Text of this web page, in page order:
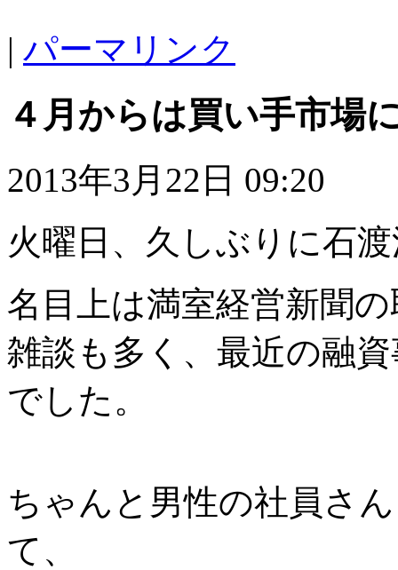
| パーマリンク
４月からは買い手市場
2013年3月22日 09:20
火曜日、久しぶりに石
名目上は満室経営新聞
雑談も多く、最近の融
でした。
ちゃんと男性の社員さ
て、